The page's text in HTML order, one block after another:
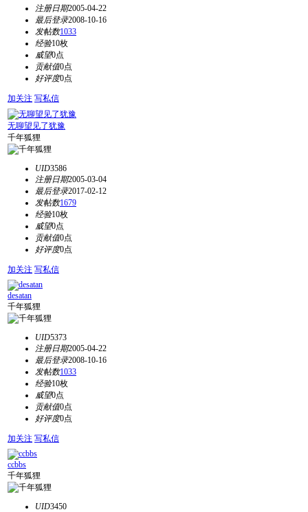
注册日期2005-04-22
最后登录2008-10-16
发帖数1033
经验10枚
威望0点
贡献值0点
好评度0点
加关注 写私信
无聊望见了犹豫
千年狐狸
UID3586
注册日期2005-03-04
最后登录2017-02-12
发帖数1679
经验10枚
威望0点
贡献值0点
好评度0点
加关注 写私信
desatan
千年狐狸
UID5373
注册日期2005-04-22
最后登录2008-10-16
发帖数1033
经验10枚
威望0点
贡献值0点
好评度0点
加关注 写私信
ccbbs
千年狐狸
UID3450